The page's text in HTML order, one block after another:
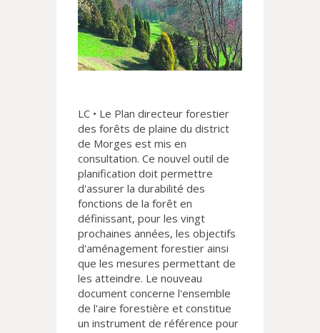
LC • Le Plan directeur forestier
des forêts de plaine du district
de Morges est mis en
consultation. Ce nouvel outil de
planification doit permettre
d'assurer la durabilité des
fonctions de la forêt en
définissant, pour les vingt
prochaines années, les objectifs
d'aménagement forestier ainsi
que les mesures permettant de
les atteindre. Le nouveau
document concerne l'ensemble
de l'aire forestière et constitue
un instrument de référence pour